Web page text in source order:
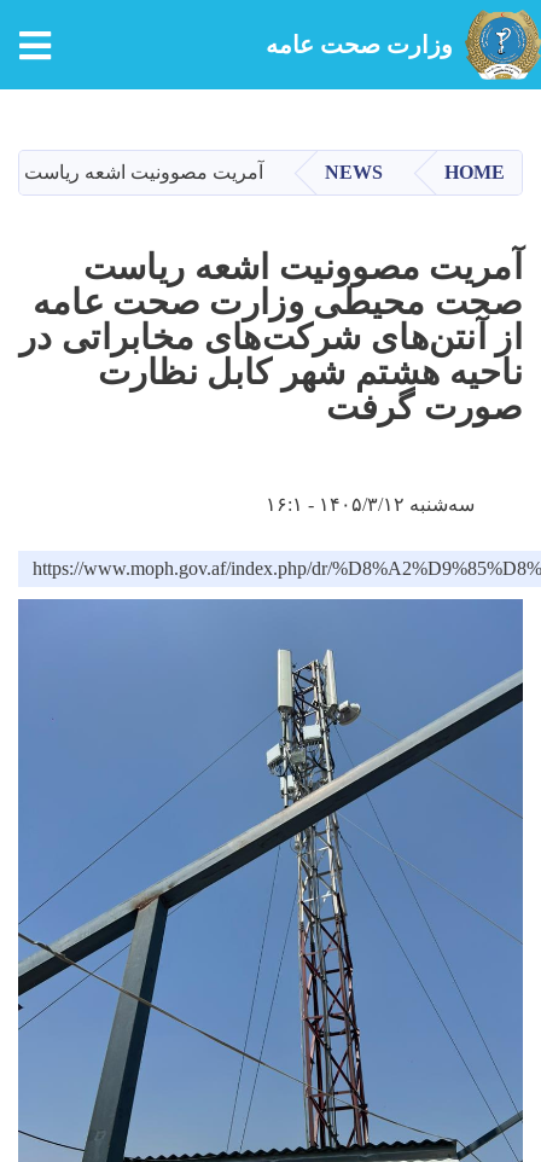
main
content
وزارت صحت عامه
HOME
NEWS آمریت مصوونیت اشعه ریاست
آمریت مصوونیت اشعه ریاست
صحت محیطی وزارت صحت عامه
از آنتن‌های شرکت‌های مخابراتی در
ناحیه هشتم شهر کابل نظارت
صورت گرفت
سه‌شنبه ۱۴۰۵/۳/۱۲ - ۱۶:۱
https://www.moph.gov.af/index.php/dr/